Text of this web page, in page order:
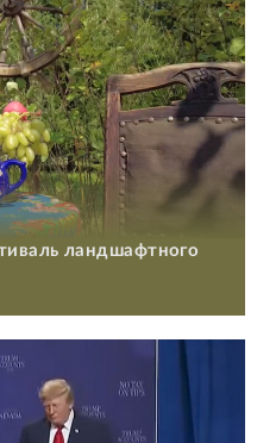
ландшафтного